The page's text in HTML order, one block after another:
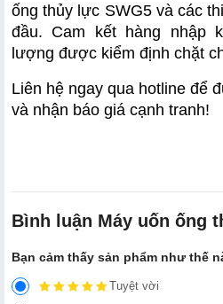
ống thủy lực SWG5 và các
đầu. Cam kết hàng nhập
lượng được kiểm định chặt
Liên hệ ngay qua hotline để
và nhận báo giá cạnh tranh!
Bình luận Máy uốn ống
Bạn cảm thấy sản phẩm như thế
Tuyệt vời